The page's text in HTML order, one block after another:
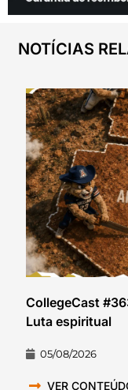
NOTÍCIAS
CollegeCast
Luta espiritual
05/08/2026
VER